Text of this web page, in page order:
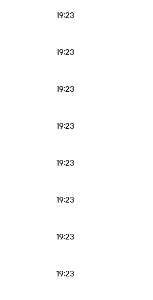
19:23
19:23
19:23
19:23
19:23
19:23
19:23
19:23